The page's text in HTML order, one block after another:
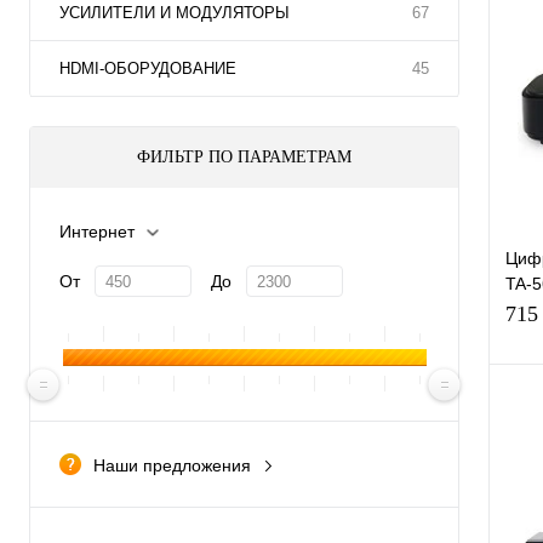
УСИЛИТЕЛИ И МОДУЛЯТОРЫ 67
НDMI-ОБОРУДОВАНИЕ 45
ФИЛЬТР ПО ПАРАМЕТРАМ
Интернет
От До
Наши предложения
клик
TA-